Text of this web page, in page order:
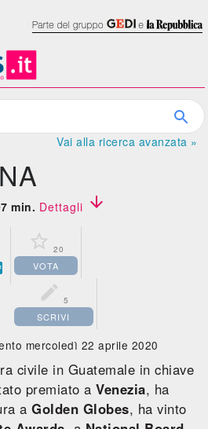
Vai alla ricerca avanzata »
min. Dettagli 
 20
VOTA
 5
SCRIVI
mercoledì 22 aprile 2020
civile in Guatemale in chiave
premiato aVenezia, ha
aGolden Globes, ha vinto